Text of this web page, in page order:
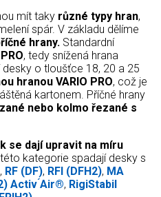
mít taky různé typy hran,
spár. V základu dělíme
hrany. Standardní
, tedy snížená hrana
o tloušťce 18, 20 a 25
hranou VARIO PRO, což je
kartonem. Příčné hrany
nebo kolmo řezané s
se dají upravit na míru
kategorie spadají desky s
, RF (DF), RFI (DFH2), MA
Activ ́Air®, RigiStabil